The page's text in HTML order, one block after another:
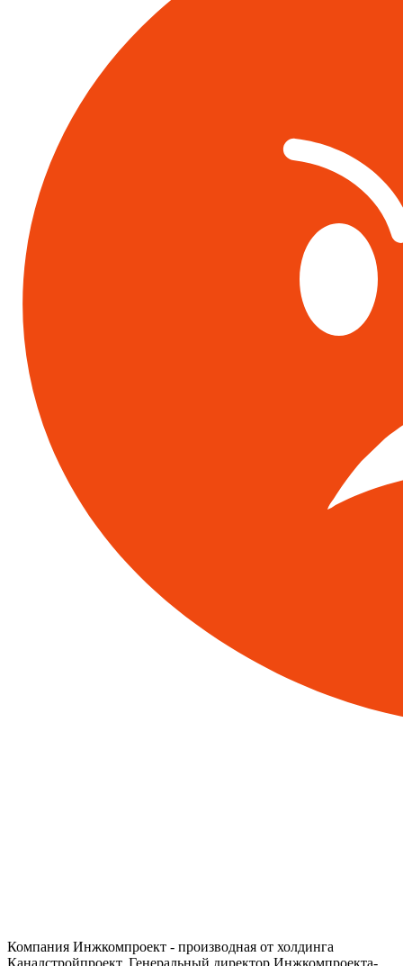
Компания Инжкомпроект - производная от холдинга
Каналстройпроект. Генеральный директор Инжкомпроекта-